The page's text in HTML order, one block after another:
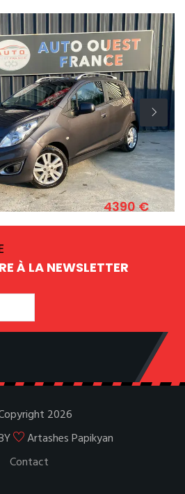
ESSENCE 82 CV
4390 € 2011
À LA NEWSLETTER
2026
Artashes Papikyan
Contact